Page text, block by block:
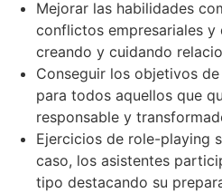
Mejorar las habilidades
conflictos empresariales y
creando y cuidando
Conseguir los objetivos
para todos aquellos que
responsable y
Ejercicios de role-playing
caso, los asistentes
tipo destacando su